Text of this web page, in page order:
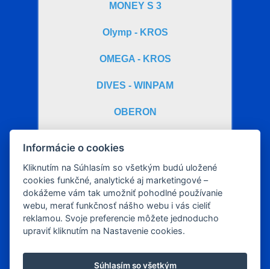
MONEY S 3
Olymp - KROS
OMEGA - KROS
DIVES - WINPAM
OBERON
MK - SOFT
Informácie o cookies
Kliknutím na Súhlasím so všetkým budú uložené
cookies funkčné, analytické aj marketingové –
dokážeme vám tak umožniť pohodlné používanie
webu, merať funkčnosť nášho webu i vás cieliť
reklamou. Svoje preferencie môžete jednoducho
upraviť kliknutím na Nastavenie cookies.
Súhlasím so všetkým